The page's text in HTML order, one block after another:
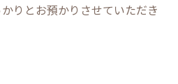
りとお預かりさせていただき